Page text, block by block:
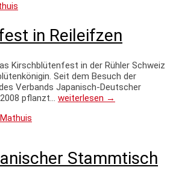
in Reileifzen
Kirschblütenfest in der Rühler Schweiz
Seit dem Besuch der
Verbands Japanisch-Deutscher
pflanzt… weiterlesen →
Stammtisch